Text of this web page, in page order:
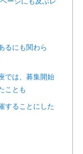
るにも関わら
では、募集開始
ことも
することにした